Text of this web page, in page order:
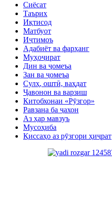
Сиёсат
Таърих
Иқтисод
Матбуот
Иҷтимоъ
Адабиёт ва фарҳанг
Муҳоҷират
Дин ва ҷомеъа
Зан ва ҷомеъа
Сулҳ, оштӣ, ваҳдат
Ҷавонон ва варзиш
Китобхонаи «Рӯзгор»
Равзана ба ҷахон
Аз ҳар мавзуъ
Мусоҳиба
Қиссаҳо аз рӯзгори ҳиҷрат